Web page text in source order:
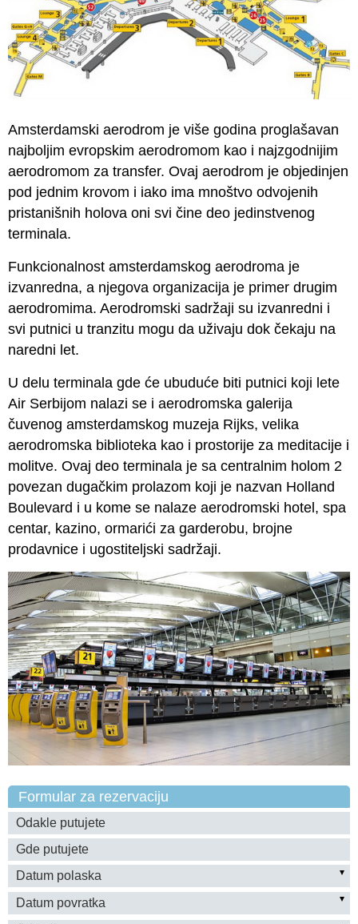
Amsterdamski aerodrom je više godina proglašavan
najboljim evropskim aerodromom kao i najzgodnijim
aerodromom za transfer. Ovaj aerodrom je objedinjen
pod jednim krovom i iako ima mnoštvo odvojenih
pristanišnih holova oni svi čine deo jedinstvenog
terminala.
Funkcionalnost amsterdamskog aerodroma je
izvanredna, a njegova organizacija je primer drugim
aerodromima. Aerodromski sadržaji su izvanredni i
svi putnici u tranzitu mogu da uživaju dok čekaju na
naredni let.
U delu terminala gde će ubuduće biti putnici koji lete
Air Serbijom nalazi se i aerodromska galerija
čuvenog amsterdamskog muzeja Rijks, velika
aerodromska biblioteka kao i prostorije za meditacije i
molitve. Ovaj deo terminala je sa centralnim holom 2
povezan dugačkim prolazom koji je nazvan Holland
Boulevard i u kome se nalaze aerodromski hotel, spa
centar, kazino, ormarići za garderobu, brojne
prodavnice i ugostiteljski sadržaji.
Formular za rezervaciju